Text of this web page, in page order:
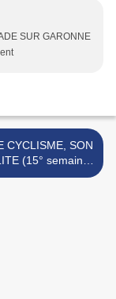
SUR GARONNE
CYCLISME, SON
(15° semaine
de la saison) >